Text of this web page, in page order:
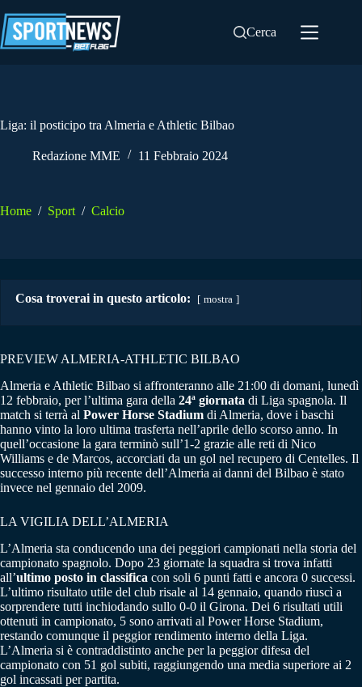
al
contenuto
Cerca
Liga: il posticipo tra Almeria e Athletic Bilbao
Redazione MME 11 Febbraio 2024
Home / Sport / Calcio
Cosa troverai in questo articolo: mostra
PREVIEW ALMERIA-ATHLETIC BILBAO
Almeria e Athletic Bilbao si affronteranno alle 21:00 di domani, lunedì
12 febbraio, per l’ultima gara della 24ª giornata di Liga spagnola. Il
match si terrà al Power Horse Stadium di Almeria, dove i baschi
hanno vinto la loro ultima trasferta nell’aprile dello scorso anno. In
quell’occasione la gara terminò sull’1-2 grazie alle reti di Nico
Williams e de Marcos, accorciati da un gol nel recupero di Centelles. Il
successo interno più recente dell’Almeria ai danni del Bilbao è stato
invece nel gennaio del 2009.
LA VIGILIA DELL’ALMERIA
L’Almeria sta conducendo una dei peggiori campionati nella storia del
campionato spagnolo. Dopo 23 giornate la squadra si trova infatti
all’ultimo posto in classifica con soli 6 punti fatti e ancora 0 successi.
L’ultimo risultato utile del club risale al 14 gennaio, quando riuscì a
sorprendere tutti inchiodando sullo 0-0 il Girona. Dei 6 risultati utili
ottenuti in campionato, 5 sono arrivati al Power Horse Stadium,
restando comunque il peggior rendimento interno della Liga.
L’Almeria si è contraddistinto anche per la peggior difesa del
campionato con 51 gol subiti, raggiungendo una media superiore ai 2
gol incassati per partita.